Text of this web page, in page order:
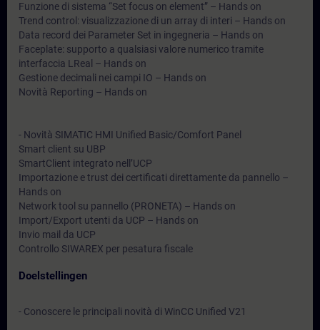
Funzione di sistema “Set focus on element” – Hands on
Trend control: visualizzazione di un array di interi – Hands on
Data record dei Parameter Set in ingegneria – Hands on
Faceplate: supporto a qualsiasi valore numerico tramite
interfaccia LReal – Hands on
Gestione decimali nei campi IO – Hands on
Novità Reporting – Hands on
- Novità SIMATIC HMI Unified Basic/Comfort Panel
Smart client su UBP
SmartClient integrato nell’UCP
Importazione e trust dei certificati direttamente da pannello –
Hands on
Network tool su pannello (PRONETA) – Hands on
Import/Export utenti da UCP – Hands on
Invio mail da UCP
Controllo SIWAREX per pesatura fiscale
Doelstellingen
- Conoscere le principali novità di WinCC Unified V21